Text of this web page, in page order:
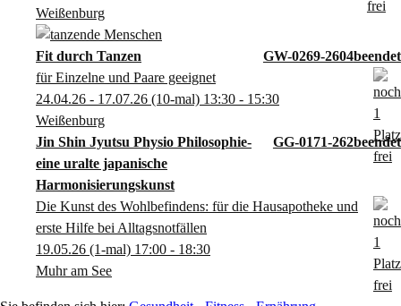
Weißenburg
Fit durch Tanzen
GW-0269-2604
für Einzelne und Paare geeignet
24.04.26 - 17.07.26 (10-mal) 13:30 - 15:30
Weißenburg
Jin Shin Jyutsu Physio Philosophie-
eine uralte japanische
Harmonisierungskunst
GG-0171-262
Die Kunst des Wohlbefindens: für die Hausapotheke und
erste Hilfe bei Alltagsnotfällen
19.05.26 (1-mal) 17:00 - 18:30
Muhr am See